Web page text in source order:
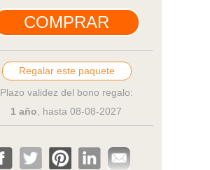
Regalar este paquete
Plazo validez del bono regalo:
1 año , hasta 08-08-2027